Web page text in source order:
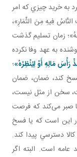
به خريد چيزي که امر
فِيهِ مِنَ الثِّمَارِ»،
زمان تسليم گذشت
به عهد وفا نکرده
رَأْسَ مَالِهِ أَوْ لِيُنْظِرْهُ»؛
کند، ضمان، ضمان
سخن از مثل نيست،
صبر می‌کند که فرصت
اين است که يا فسخ
دسترسي پيدا کند.
عامه است. البته اگر